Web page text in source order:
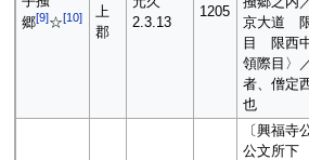
郷[9]☆[10]
上
郡
2.3.13
1205
京大道
目 限西
領際目〉
者、僧定
也
〔興福寺
公文所下